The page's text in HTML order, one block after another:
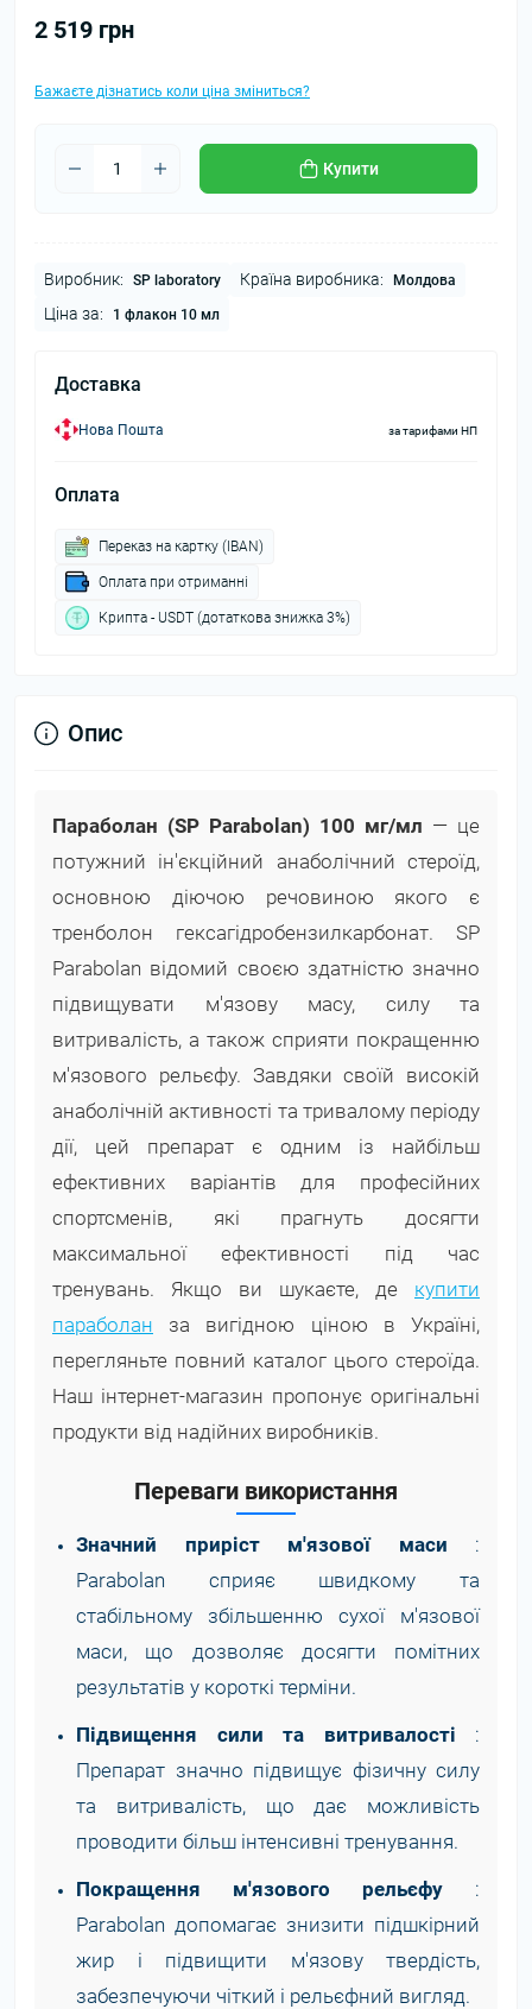
2 519 грн
Бажаєте дізнатись коли ціна зміниться?
Купити
Виробник: SP laboratory Країна виробника: Молдова
Ціна за: 1 флакон 10 мл
Доставка
Нова Пошта за тарифами НП
Оплата
Переказ на картку (IBAN)
Оплата при отриманні
Крипта - USDT (дотаткова знижка 3%)
Опис
Параболан (SP Parabolan) 100 мг/мл — це
потужний ін'єкційний анаболічний стероїд,
основною діючою речовиною якого є
тренболон гексагідробензилкарбонат. SP
Parabolan відомий своєю здатністю значно
підвищувати м'язову масу, силу та
витривалість, а також сприяти покращенню
м'язового рельєфу. Завдяки своїй високій
анаболічній активності та тривалому періоду
дії, цей препарат є одним із найбільш
ефективних варіантів для професійних
спортсменів, які прагнуть досягти
максимальної ефективності під час
тренувань. Якщо ви шукаєте, де купити
параболан за вигідною ціною в Україні,
перегляньте повний каталог цього стероїда.
Наш інтернет-магазин пропонує оригінальні
продукти від надійних виробників.
Переваги використання
Значний приріст м'язової маси :
Parabolan сприяє швидкому та
стабільному збільшенню сухої м'язової
маси, що дозволяє досягти помітних
результатів у короткі терміни.
Підвищення сили та витривалості :
Препарат значно підвищує фізичну силу
та витривалість, що дає можливість
проводити більш інтенсивні тренування.
Покращення м'язового рельєфу :
Parabolan допомагає знизити підшкірний
жир і підвищити м'язову твердість,
забезпечуючи чіткий і рельєфний вигляд.